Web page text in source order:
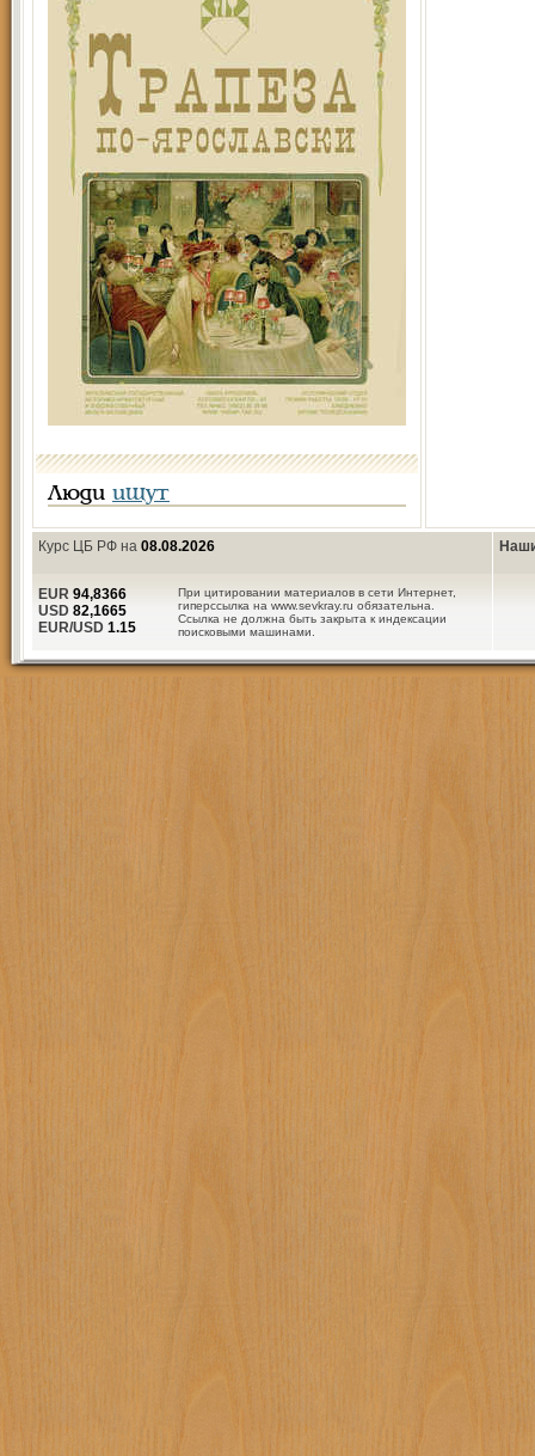
Люди ищут
Курс ЦБ РФ на 08.08.2026
При цитировании материалов в сети Интернет,
гиперссылка на www.sevkray.ru обязательна.
Ссылка не должна быть закрыта к индексации
поисковыми машинами.
EUR 94,8366
USD 82,1665
EUR/USD 1.15